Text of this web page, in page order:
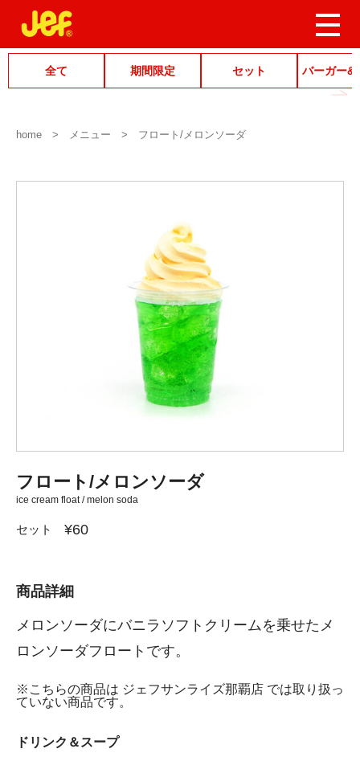
全て 期間限定 セット バーガー&
home メニュー フロート/メロンソーダ
フロート/メロンソーダ
ice cream float / melon soda
セット ¥60
商品詳細
メロンソーダにバニラソフトクリームを乗せたメ
ロンソーダフロートです。
※こちらの商品は ジェフサンライズ那覇店 では取り扱っ
ていない商品です。
ドリンク＆スープ